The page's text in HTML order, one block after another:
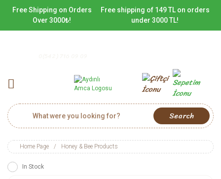
Free Shipping on Orders
Over 3000₺!
Free shipping of 149 TL on orders
under 3000 TL!
Search
Home Page Honey & Bee Products
In Stock